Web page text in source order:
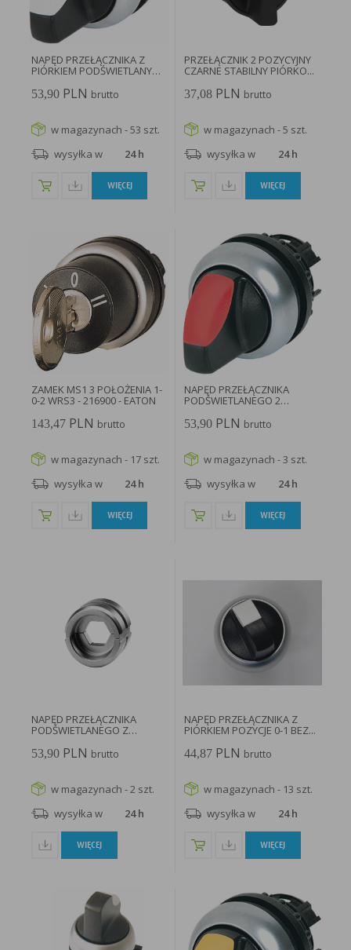
w taki sposób, aby blokować automatyczną obsługę plików „cookies” w ustawieniach przeglądarki
internetowej bądź informować o ich każdorazowym przesłaniu na urządzenie użytkownika.
Szczegółowe informacje o możliwości i sposobach obsługi plików „cookies” dostępne są w
ustawieniach oprogramowania (przeglądarki internetowej).
Ograniczenie stosowania plików „cookies”, może wpłynąć na niektóre funkcjonalności dostępne
NAPĘD PRZEŁĄCZNIKA Z
PIÓRKIEM PODŚWIETLANY
53,90PLN brutto
w magazynach - 53 szt.
wysyłka w
24 h
WIĘCEJ
PRZEŁĄCZNIK 2 POZYCYJNY
CZARNE STABILNY PIÓRKO...
37,08 PLN brutto
w magazynach - 5 szt.
wysyłka w
24 h
WIĘCEJ
ZAMEK MS1 3 POŁOŻENIA 1-
0-2 WRS3 - 216900 - EATON
143,47PLN brutto
w magazynach - 17 szt.
wysyłka w
24 h
WIĘCEJ
NAPĘD PRZEŁĄCZNIKA
PODŚWIETLANEGO 2
53,90 PLN brutto
w magazynach - 3 szt.
wysyłka w
24 h
WIĘCEJ
NAPĘD PRZEŁĄCZNIKA
PODŚWIETLANEGO Z
53,90PLN brutto
w magazynach - 2 szt.
wysyłka w
24 h
WIĘCEJ
NAPĘD PRZEŁĄCZNIKA Z
PIÓRKIEM POZYCJE 0-1 BEZ...
44,87 PLN brutto
w magazynach - 13 szt.
wysyłka w
24 h
WIĘCEJ